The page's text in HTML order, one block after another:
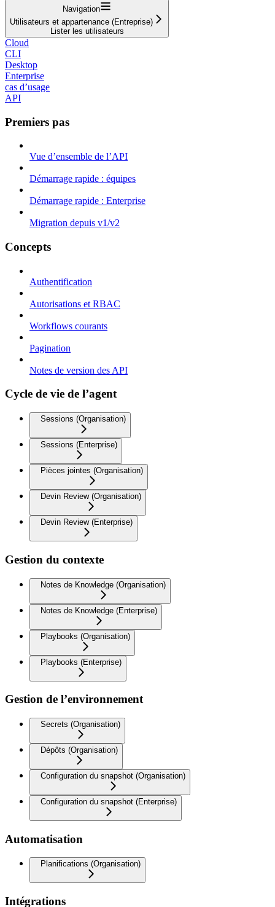
Navigation
Utilisateurs et appartenance (Entreprise)
Lister les utilisateurs
Cloud
CLI
Desktop
Enterprise
cas d’usage
API
Premiers pas
Vue d’ensemble de l’API
Démarrage rapide : équipes
Démarrage rapide : Enterprise
Migration depuis v1/v2
Concepts
Authentification
Autorisations et RBAC
Workflows courants
Pagination
Notes de version des API
Cycle de vie de l’agent
Sessions (Organisation)
Sessions (Enterprise)
Pièces jointes (Organisation)
Devin Review (Organisation)
Devin Review (Enterprise)
Gestion du contexte
Notes de Knowledge (Organisation)
Notes de Knowledge (Enterprise)
Playbooks (Organisation)
Playbooks (Enterprise)
Gestion de l’environnement
Secrets (Organisation)
Dépôts (Organisation)
Configuration du snapshot (Organisation)
Configuration du snapshot (Enterprise)
Automatisation
Planifications (Organisation)
Intégrations